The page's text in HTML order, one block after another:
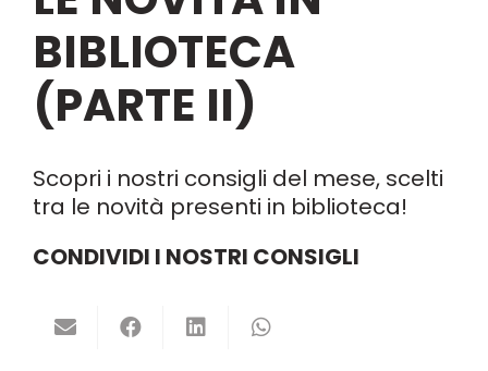
BIBLIOTECA
(PARTE II)
Scopri i nostri consigli del mese, scelti
tra le novità presenti in biblioteca!
CONDIVIDI I NOSTRI CONSIGLI